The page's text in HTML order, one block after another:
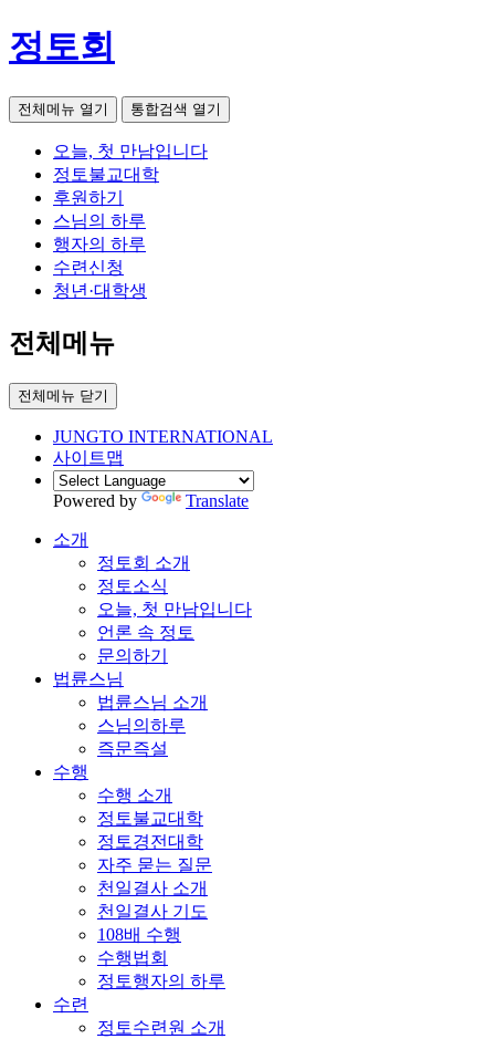
정토회
전체메뉴 열기 통합검색 열기
오늘, 첫 만남입니다
정토불교대학
후원하기
스님의 하루
행자의 하루
수련신청
청년·대학생
전체메뉴
전체메뉴 닫기
JUNGTO INTERNATIONAL
사이트맵
Powered by Translate
소개
정토회 소개
정토소식
오늘, 첫 만남입니다
언론 속 정토
문의하기
법륜스님
법륜스님 소개
스님의하루
즉문즉설
수행
수행 소개
정토불교대학
정토경전대학
자주 묻는 질문
천일결사 소개
천일결사 기도
108배 수행
수행법회
정토행자의 하루
수련
정토수련원 소개